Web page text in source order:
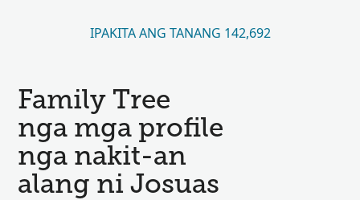
IPAKITA ANG TANANG 142,692
Family Tree
nga mga profile
nga nakit-an
alang ni Josuas